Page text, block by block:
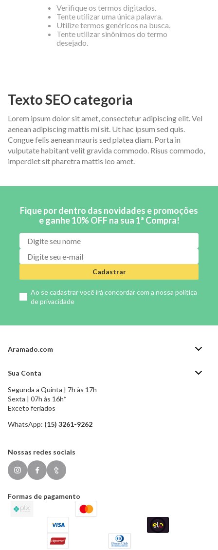
Verifique os termos digitados.
Tente utilizar uma única palavra.
Utilize termos genéricos na busca.
Tente utilizar sinônimos do termo
desejado.
Texto SEO categoria
Lorem ipsum dolor sit amet, consectetur adipiscing elit. Vel
aenean adipiscing mattis mi sit. Ut hac ipsum sed quis.
Congue felis aenean mauris sed platea diam. Porta in
vulputate habitant velit gravida commodo. Risus commodo,
imperdiet sit pharetra mattis leo amet.
Fique por dentro das novidades e promoções
e ganhe 10% OFF na sua 1ª Compra!
Cadastrar
Ao se cadastrar você irá concordar com a nossa política
de privacidade
Aramado.com
Blog Aramado.com
Política de Privacidade
Política de Troca e Devolução
Política de Frete Grátis
Sua Conta
Minha Conta
Meus pedidos
Segunda a Quinta | 7h às 17h
Sexta | 07h às 16h*
Exceto feriados
WhatsApp: (15) 3261-9262
Nossas redes sociais
Formas de pagamento